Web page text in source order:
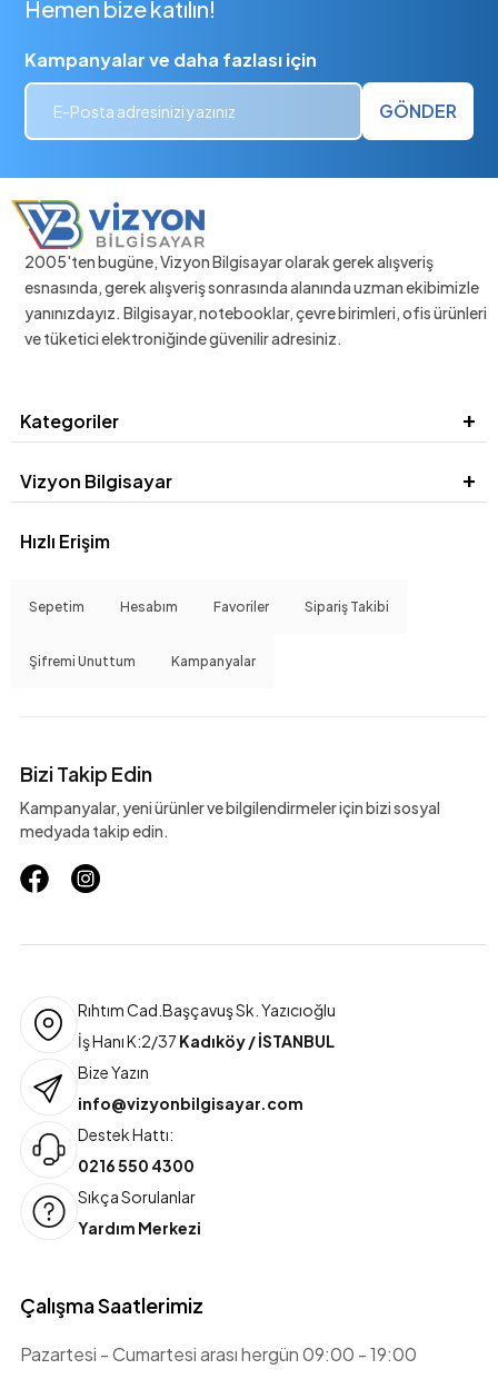
Hemen bize katılın!
Kampanyalar ve daha fazlası için
GÖNDER
2005'ten bugüne, Vizyon Bilgisayar olarak gerek alışveriş
esnasında, gerek alışveriş sonrasında alanında uzman ekibimizle
yanınızdayız. Bilgisayar, notebooklar, çevre birimleri, ofis ürünleri
ve tüketici elektroniğinde güvenilir adresiniz.
Kategoriler
Vizyon Bilgisayar
Hızlı Erişim
Sepetim Hesabım Favoriler Sipariş Takibi
Şifremi Unuttum Kampanyalar
Bizi Takip Edin
Kampanyalar, yeni ürünler ve bilgilendirmeler için bizi sosyal
medyada takip edin.
Rıhtım Cad.Başçavuş Sk. Yazıcıoğlu
İş Hanı K:2/37 Kadıköy / İSTANBUL
Bize Yazın
info@vizyonbilgisayar.com
Destek Hattı:
0216 550 4300
Sıkça Sorulanlar
Yardım Merkezi
Çalışma Saatlerimiz
Pazartesi - Cumartesi arası hergün 09:00 - 19:00